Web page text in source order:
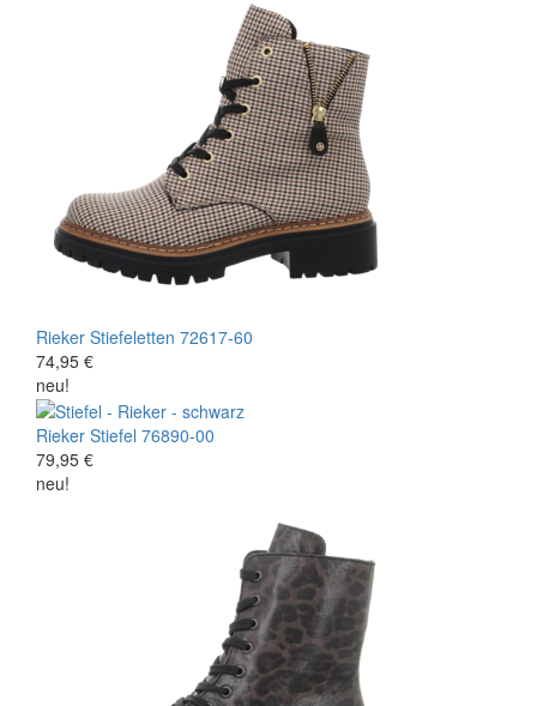
Rieker Stiefeletten 72617-60
74,95 €
neu!
Rieker Stiefel 76890-00
79,95 €
neu!